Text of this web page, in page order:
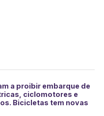
a proibir embarque de
ciclomotores e
Bicicletas tem novas